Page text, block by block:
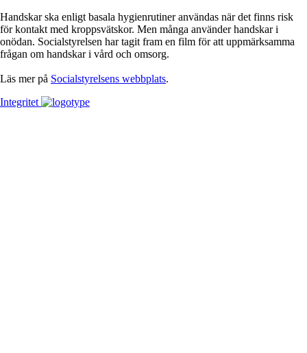
Handskar ska enligt basala hygienrutiner användas när det finns risk
för kontakt med kroppsvätskor. Men många använder handskar i
onödan. Socialstyrelsen har tagit fram en film för att uppmärksamma
frågan om handskar i vård och omsorg.
Läs mer på Socialstyrelsens webbplats.
Integritet